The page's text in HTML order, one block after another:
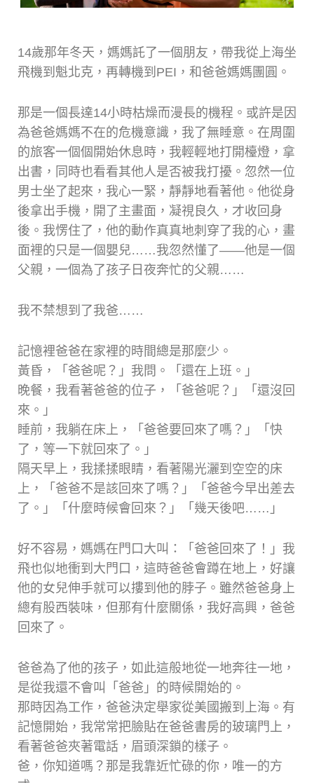
14歲那年冬天，媽媽託了一個朋友，帶我從上海坐
飛機到魁北克，再轉機到PEI，和爸爸媽媽團圓。
那是一個長達14小時枯燥而漫長的機程。或許是因
為爸爸媽媽不在的危機意識，我了無睡意。在周圍
的旅客一個個開始休息時，我輕輕地打開檯燈，拿
出書，同時也看看其他人是否被我打擾。忽然一位
男士坐了起來，我心一緊，靜靜地看著他。他從身
後拿出手機，開了主畫面，凝視良久，才收回身
後。我愣住了，他的動作真真地刺穿了我的心，畫
面裡的只是一個嬰兒……我忽然懂了——他是一個
父親，一個為了孩子日夜奔忙的父親……
我不禁想到了我爸……
記憶裡爸爸在家裡的時間總是那麼少。
黃昏，「爸爸呢？」我問。「還在上班。」
晚餐，我看著爸爸的位子，「爸爸呢？」「還沒回
來。」
睡前，我躺在床上，「爸爸要回來了嗎？」「快
了，等一下就回來了。」
隔天早上，我揉揉眼睛，看著陽光灑到空空的床
上，「爸爸不是該回來了嗎？」「爸爸今早出差去
了。」「什麼時候會回來？」「幾天後吧……」
好不容易，媽媽在門口大叫：「爸爸回來了！」我
飛也似地衝到大門口，這時爸爸會蹲在地上，好讓
他的女兒伸手就可以摟到他的脖子。雖然爸爸身上
總有股西裝味，但那有什麼關係，我好高興，爸爸
回來了。
爸爸為了他的孩子，如此這般地從一地奔往一地，
是從我還不會叫「爸爸」的時候開始的。
那時因為工作，爸爸決定舉家從美國搬到上海。有
記憶開始，我常常把臉貼在爸爸書房的玻璃門上，
看著爸爸夾著電話，眉頭深鎖的樣子。
爸，你知道嗎？那是我靠近忙碌的你，唯一的方